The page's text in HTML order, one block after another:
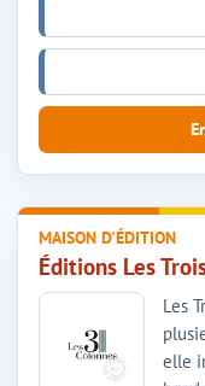
MAISON D'ÉDITION
Éditions Les
Les
elle